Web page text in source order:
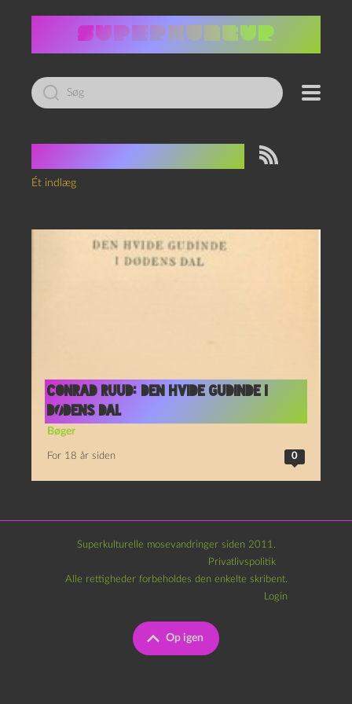
Led
efter:
Ét indlæg
Conrad Ruud: Den hvide gudinde i
dødens dal
Bøger
For 18 år siden 0
Superkulturelle mosevandringer siden 2011.
Privatlivspolitik
Op igen
Alle rettigheder forbeholdes den enkelte skribent.
Login